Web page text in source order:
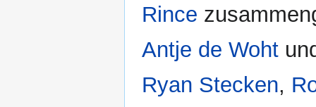
Rince
Antje de Woht
Ryan Stecken,